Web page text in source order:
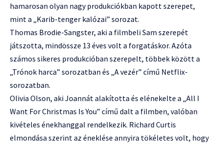
hamarosan olyan nagy produkciókban kapott szerepet,
mint a „Karib-tenger kalózai” sorozat.
Thomas Brodie-Sangster, aki a filmbeli Sam szerepét
játszotta, mindössze 13 éves volt a forgatáskor. Azóta
számos sikeres produkcióban szerepelt, többek között a
„Trónok harca” sorozatban és „A vezér” című Netflix-
sorozatban.
Olivia Olson, aki Joannát alakította és elénekelte a „All I
Want For Christmas Is You” című dalt a filmben, valóban
kivételes énekhanggal rendelkezik. Richard Curtis
elmondása szerint az éneklése annyira tökéletes volt, hogy